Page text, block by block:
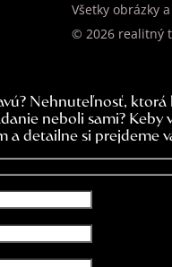
Všetky obrázky
© 2026 realitný
Nehnuteľnosť,
neboli sami?
a detailne si prejdeme